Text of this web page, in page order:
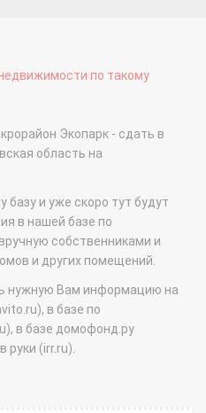
по такому
Экопарк - сдать в
область на
и уже скоро тут будут
в нашей базе по
собственниками и
и других помещений.
нужную Вам информацию на
в базе по
в базе домофонд.ру
руки (irr.ru).